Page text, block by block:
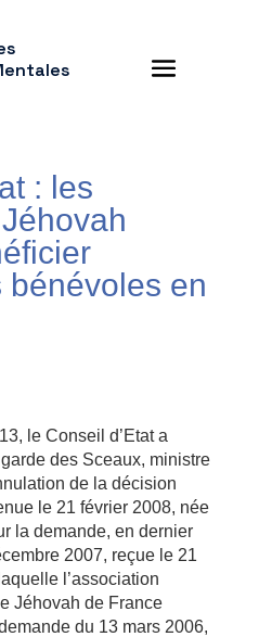
: les
bénévoles en
le Conseil d’Etat a
des Sceaux, ministre
de la décision
le 21 février 2008, née
la demande, en dernier
2007, reçue le 21
l’association
Jéhovah de France
du 13 mars 2006,